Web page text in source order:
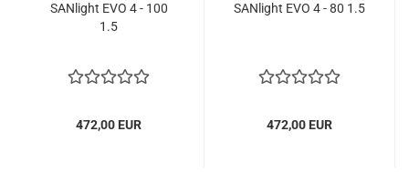
SANlight EVO 4 - 100
1.5
472,00 EUR
SANlight EVO 4 - 80 1.5
472,00 EUR